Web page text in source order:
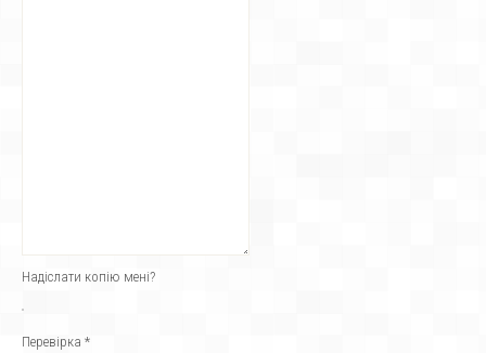
Надіслати копію мені?
Перевірка *